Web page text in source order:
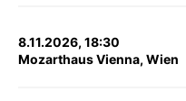
8.11.2026, 18:30
Mozarthaus Vienna, Wien